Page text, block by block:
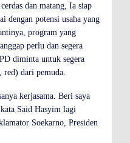
dan matang, Ia siap
dengan potensi usaha yang
program yang
perlu dan segera
diminta untuk segera
red) dari pemuda.
kerjasama. Beri saya
Said Hasyim lagi
Soekarno, Presiden